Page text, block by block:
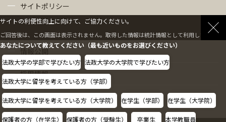
サイトポリシー
情報公開
採用情報
教職員の方へ
サイトの利便性向上に向けて、ご協力ください。
ご回答後は、この画面は表示されません。取得した情報は統計情報として利用します。
あなたについて教えてください（最も近いものをお選びください）
法政大学の学部で学びたい方 法政大学の大学院で学びたい方
法政大学に留学を考えている方（学部）
法政大学に留学を考えている方（大学院） 在学生（学部） 在学生（大学院）
保護者の方（在学生） 保護者の方（受験生） 卒業生 本学教職員